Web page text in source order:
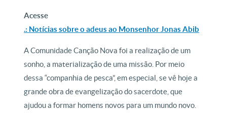
Acesse
.: Notícias sobre o adeus ao Monsenhor Jonas Abib
A Comunidade Canção Nova foi a realização de um
sonho, a materialização de uma missão. Por meio
dessa “companhia de pesca”, em especial, se vê hoje a
grande obra de evangelização do sacerdote, que
ajudou a formar homens novos para um mundo novo.